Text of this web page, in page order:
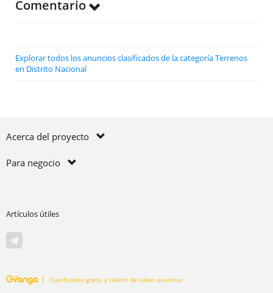
Comentario
Explorar todos los anuncios clasificados de la categoría Terrenos
en Distrito Nacional
Acerca del proyecto
Para negocio
Artículos útiles
Clasificados gratis y tablón de video anuncios